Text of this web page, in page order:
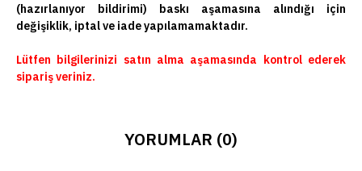
(hazırlanıyor bildirimi) baskı aşamasına alındığı için
değişiklik, iptal ve iade yapılamamaktadır.
Lütfen bilgilerinizi satın alma aşamasında kontrol ederek
sipariş veriniz.
YORUMLAR (0)